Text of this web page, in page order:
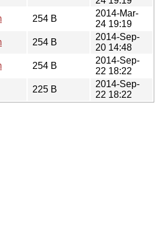
254 B
2014-Mar-
24 19:19
254 B
2014-Sep-
20 14:48
254 B
2014-Sep-
22 18:22
225 B
2014-Sep-
22 18:22